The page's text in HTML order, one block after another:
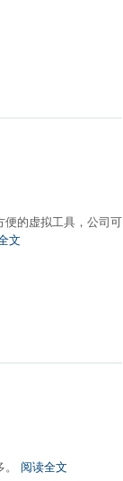
便的虚拟工具，公司可
文
。 阅读全文